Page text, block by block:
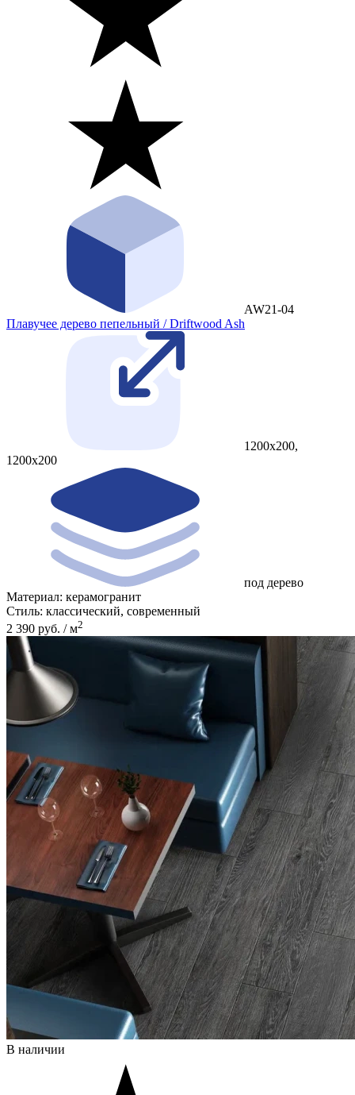
AW21-04
Плавучее дерево пепельный / Driftwood Ash
1200x200,
1200x200
под дерево
Материал: керамогранит
Стиль: классический, современный
2 390 руб. / м2
В наличии